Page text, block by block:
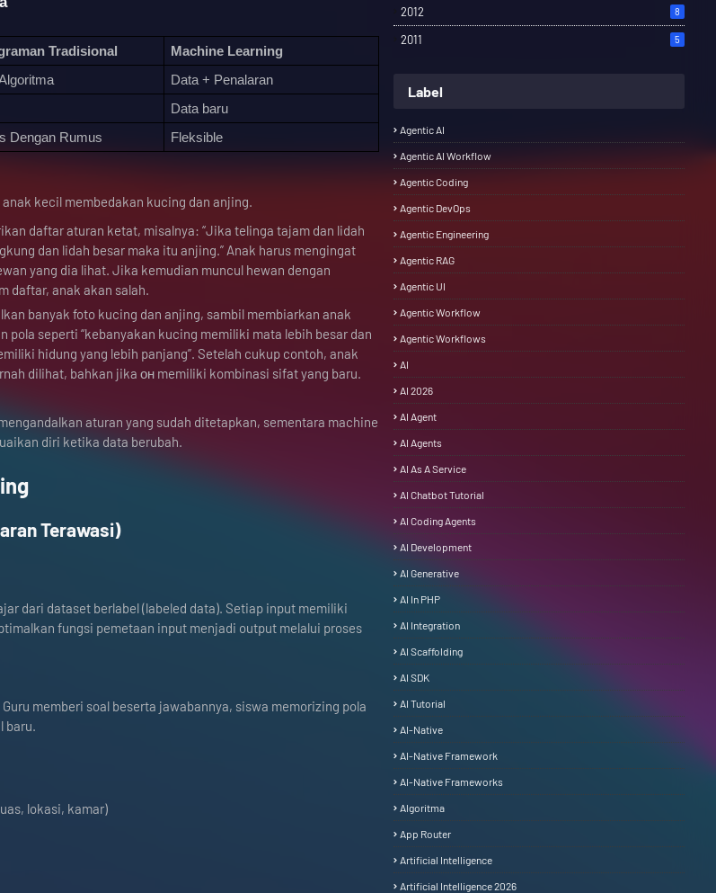
Tradisional
Machine Learning
Data + Penalaran
Data baru
Dengan Rumus Fleksible
kecil membedakan kucing dan anjing.
daftar aturan ketat, misalnya: “Jika telinga tajam dan lidah
dan lidah besar maka itu anjing.” Anak harus mengingat
yang dia lihat. Jika kemudian muncul hewan dengan
daftar, anak akan salah.
banyak foto kucing dan anjing, sambil membiarkan anak
pola seperti “kebanyakan kucing memiliki mata lebih besar dan
hidung yang lebih panjang”. Setelah cukup contoh, anak
dilihat, bahkan jika он memiliki kombinasi sifat yang baru.
aturan yang sudah ditetapkan, sementara machine
diri ketika data berubah.
Terawasi)
dari dataset berlabel (labeled data). Setiap input memiliki
fungsi pemetaan input menjadi output melalui proses
memberi soal beserta jawabannya, siswa memorizing pola
baru.
lokasi, kamar)
2012 8
2011 5
Label
Agentic AI
Agentic AI Workflow
Agentic Coding
Agentic DevOps
Agentic Engineering
Agentic RAG
Agentic UI
Agentic Workflow
Agentic Workflows
AI
AI 2026
AI Agent
AI Agents
AI As A Service
AI Chatbot Tutorial
AI Coding Agents
AI Development
AI Generative
AI In PHP
AI Integration
AI Scaffolding
AI SDK
AI Tutorial
AI-Native
AI-Native Framework
AI-Native Frameworks
Algoritma
App Router
Artificial Intelligence
Artificial Intelligence 2026